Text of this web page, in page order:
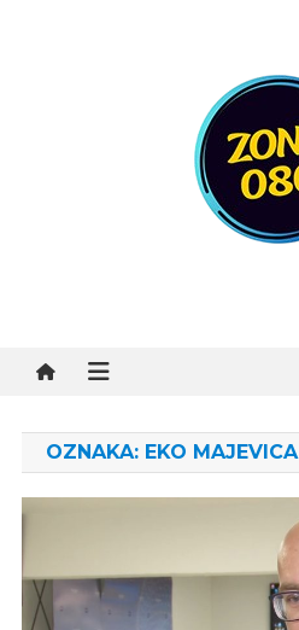
OZNAKA: EKO MAJEVICA